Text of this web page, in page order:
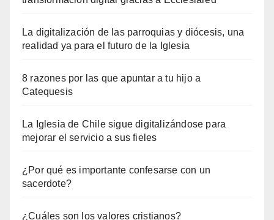
La digitalización de las parroquias y diócesis, una
realidad ya para el futuro de la Iglesia
8 razones por las que apuntar a tu hijo a
Catequesis
La Iglesia de Chile sigue digitalizándose para
mejorar el servicio a sus fieles
¿Por qué es importante confesarse con un
sacerdote?
¿Cuáles son los valores cristianos?